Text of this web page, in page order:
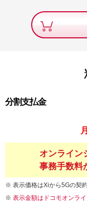
分割支払金
オンライン
事務手数料
表示価格はXiから5Gの契
表示金額はドコモオンラ